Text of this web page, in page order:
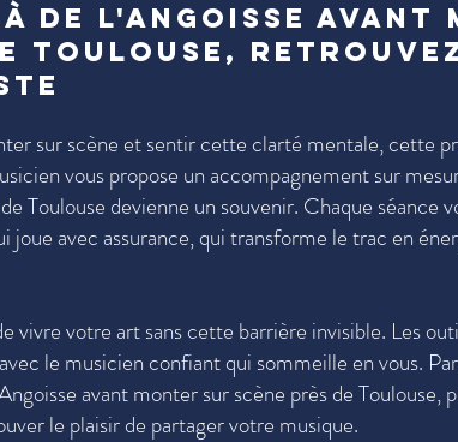
de l'Angoisse avant
Toulouse,
sur scène et sentir cette clarté mentale, cette
vous propose un accompagnement sur
Toulouse devienne un souvenir. Chaque séance
joue avec assurance, qui transforme le trac en
vivre votre art sans cette barrière invisible. Les
le musicien confiant qui sommeille en vous.
avant monter sur scène près de Toulouse,
le plaisir de partager votre musique.